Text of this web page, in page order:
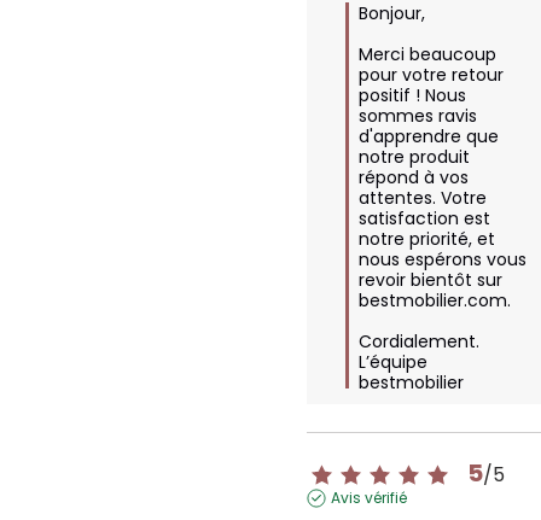
Bonjour,
Merci beaucoup
pour votre retour
positif ! Nous
sommes ravis
d'apprendre que
notre produit
répond à vos
attentes. Votre
satisfaction est
notre priorité, et
nous espérons vous
revoir bientôt sur
bestmobilier.com.
Cordialement.
L’équipe
bestmobilier
5/5
Avis vérifié